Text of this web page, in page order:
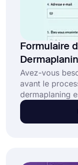
Formulaire
Avez-vous
avant le
dermaplaning
peau que seuls
appliquer, et
créer votre